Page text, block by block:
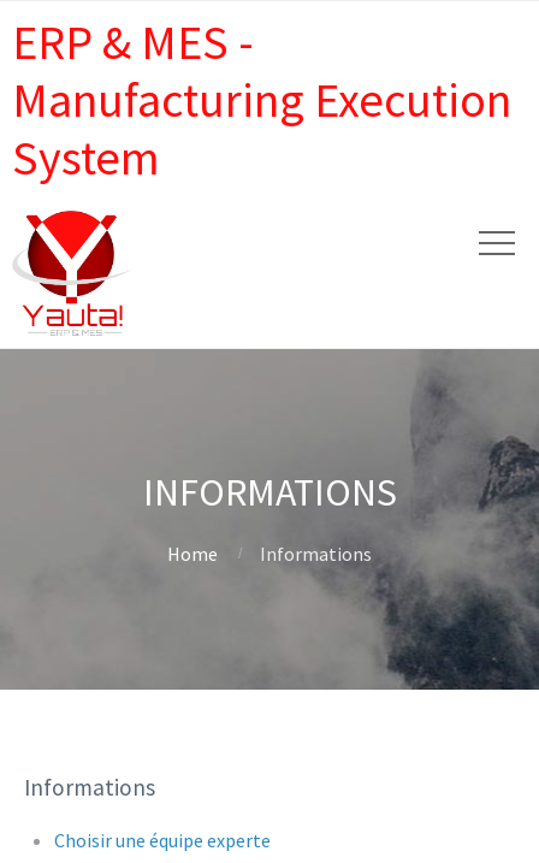
ERP & MES -
Manufacturing Execution
System
INFORMATIONS
Home Informations
Informations
Choisir une équipe experte